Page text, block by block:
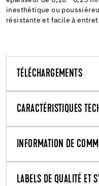
inesthétique ou
résistante et facile à
TÉLÉCHARGEMENTS
CARACTÉRISTIQUES
INFORMATION DE
LABELS DE QUALITÉ ET